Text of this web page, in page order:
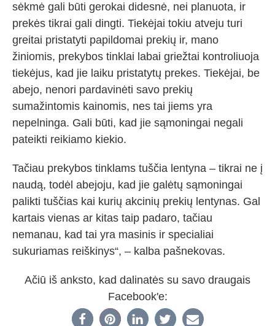
sėkmė gali būti gerokai didesnė, nei planuota, ir
prekės tikrai gali dingti. Tiekėjai tokiu atveju turi
greitai pristatyti papildomai prekių ir, mano
žiniomis, prekybos tinklai labai griežtai kontroliuoja
tiekėjus, kad jie laiku pristatytų prekes. Tiekėjai, be
abejo, nenori pardavinėti savo prekių
sumažintomis kainomis, nes tai jiems yra
nepelninga. Gali būti, kad jie sąmoningai negali
pateikti reikiamo kiekio.
Tačiau prekybos tinklams tuščia lentyna – tikrai ne į
naudą, todėl abejoju, kad jie galėtų sąmoningai
palikti tuščias kai kurių akcinių prekių lentynas. Gal
kartais vienas ar kitas taip padaro, tačiau
nemanau, kad tai yra masinis ir specialiai
sukuriamas reiškinys“, – kalba pašnekovas.
Ačiū iš anksto, kad dalinatės su savo draugais
Facebook'e: